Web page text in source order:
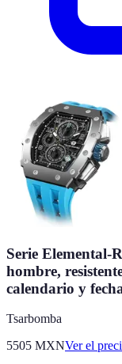
Serie Elemental-
hombre,
calendario y
Tsarbomba
5505 MXNVer el